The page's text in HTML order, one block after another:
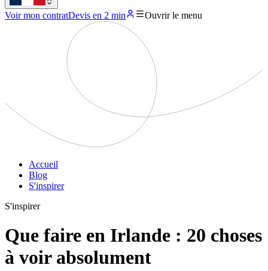
Voir mon contratDevis en 2 min Ouvrir le menu
Accueil
Blog
S'inspirer
S'inspirer
Que faire en Irlande : 20 choses
à voir absolument